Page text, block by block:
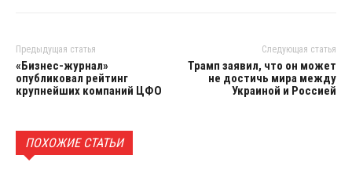
Предыдущая статья
«Бизнес-журнал»
опубликовал рейтинг
крупнейших компаний ЦФО
Следующая статья
Трамп заявил, что он может
не достичь мира между
Украиной и Россией
ПОХОЖИЕ СТАТЬИ